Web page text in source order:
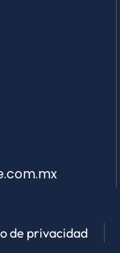
de privacidad